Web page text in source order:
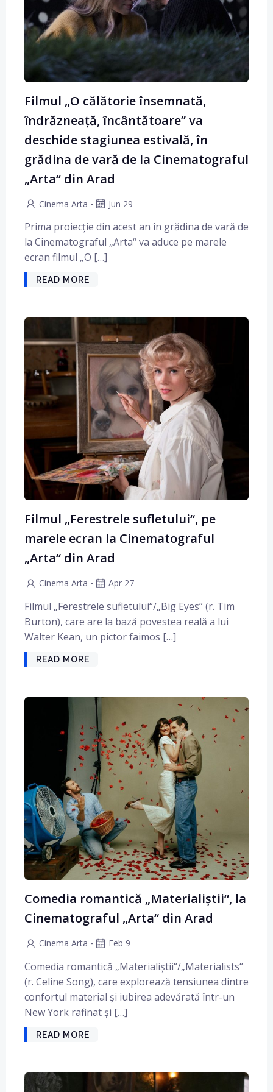
Filmul „O călătorie însemnată,
îndrăzneață, încântătoare” va
deschide stagiunea estivală, în
grădina de vară de la Cinematograful
„Arta“ din Arad
Cinema Arta - Jun 29
Prima proiecție din acest an în grădina de vară de
la Cinematograful „Arta“ va aduce pe marele
ecran filmul „O […]
READ MORE
Filmul „Ferestrele sufletului“, pe
marele ecran la Cinematograful
„Arta“ din Arad
Cinema Arta - Apr 27
Filmul „Ferestrele sufletului“/„Big Eyes” (r. Tim
Burton), care are la bază povestea reală a lui
Walter Kean, un pictor faimos […]
READ MORE
Comedia romantică „Materialiștii“, la
Cinematograful „Arta“ din Arad
Cinema Arta - Feb 9
Comedia romantică „Materialiștii“/„Materialists“
(r. Celine Song), care explorează tensiunea dintre
confortul material și iubirea adevărată într-un
New York rafinat și […]
READ MORE